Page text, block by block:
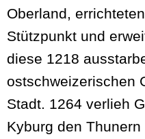
Oberland,
Stützpunkt und
diese 1218
ostschweizerischen
Stadt. 1264 verlieh
Kyburg den